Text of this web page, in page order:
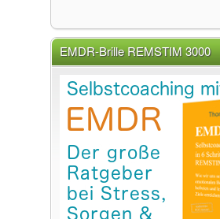
EMDR-Brille REMSTIM 3000